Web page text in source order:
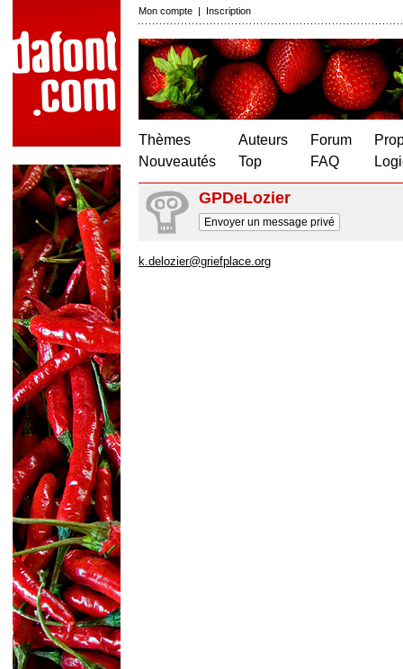
Mon compte | Inscription
Thèmes
Nouveautés
Auteurs
Top
Forum
FAQ
GPDeLozier
Envoyer un message privé
k.delozier@griefplace.org